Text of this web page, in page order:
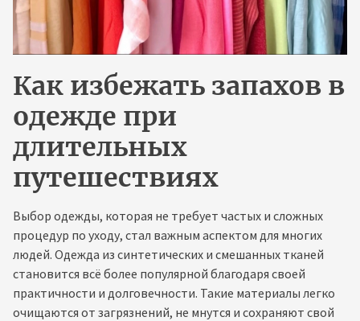
Как избежать запахов в
одежде при
длительных
путешествиях
Выбор одежды, которая не требует частых и сложных
процедур по уходу, стал важным аспектом для многих
людей. Одежда из синтетических и смешанных тканей
становится всё более популярной благодаря своей
практичности и долговечности. Такие материалы легко
очищаются от загрязнений, не мнутся и сохраняют свой